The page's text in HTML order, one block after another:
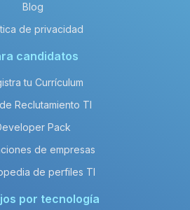
Blog
de privacidad
candidatos
tu Currículum
Reclutamiento TI
Pack
de empresas
de perfiles TI
por tecnología